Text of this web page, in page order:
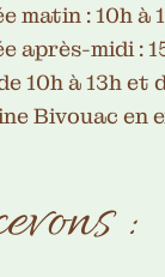
matin : 10h à
après-midi :
10h à 13h et
Bivouac
: